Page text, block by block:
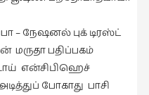
– நேஷனல் புக் டிரஸ்ட்
பதிப்பகம்
என்சிபிஹெச்
போகாது பாசி